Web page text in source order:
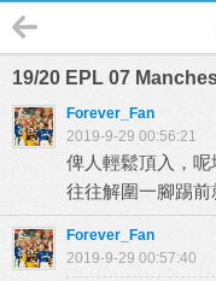
19/20 EPL 07
Forever_Fan
2019-9-29 00:56:21
俾人輕鬆頂入，呢
往往解圍一腳踢
Forever_Fan
2019-9-29 00:57:40